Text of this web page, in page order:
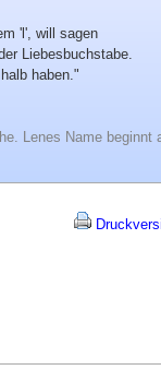
'l', will sagen
Liebesbuchstabe.
haben."
Lenes Name beginnt